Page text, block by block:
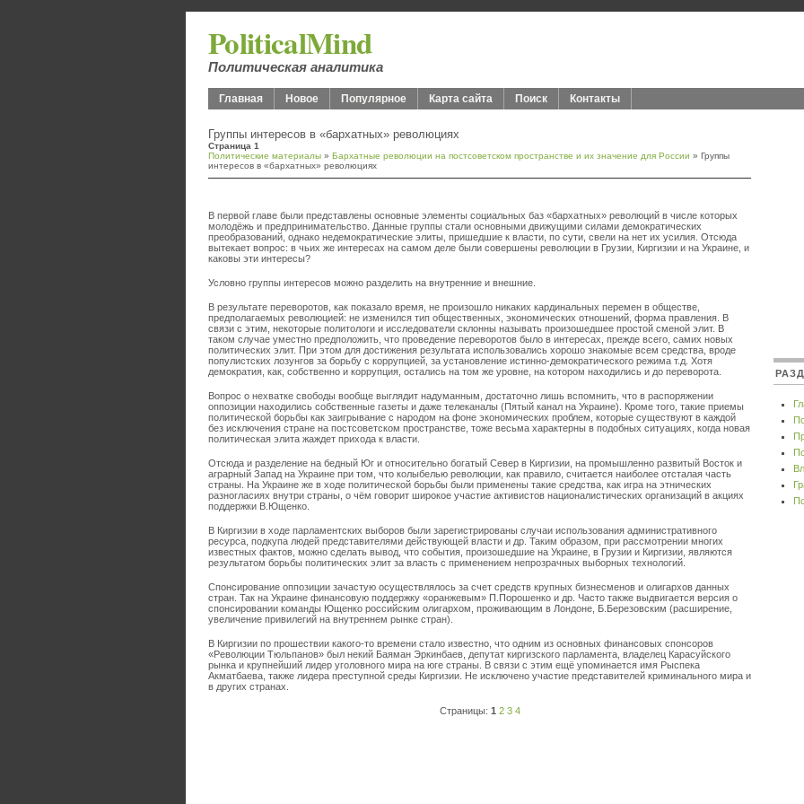
PoliticalMind
Политическая аналитика
Главная Новое Популярное Карта сайта Поиск Контакты
Группы интересов в «бархатных» революциях
Страница 1
Политические материалы » Бархатные революции на постсоветском пространстве и их значение для России » Группы
интересов в «бархатных» революциях
В первой главе были представлены основные элементы социальных баз «бархатных» революций в числе которых
молодёжь и предпринимательство. Данные группы стали основными движущими силами демократических
преобразований, однако недемократические элиты, пришедшие к власти, по сути, свели на нет их усилия. Отсюда
вытекает вопрос: в чьих же интересах на самом деле были совершены революции в Грузии, Киргизии и на Украине, и
каковы эти интересы?
Условно группы интересов можно разделить на внутренние и внешние.
В результате переворотов, как показало время, не произошло никаких кардинальных перемен в обществе,
предполагаемых революцией: не изменился тип общественных, экономических отношений, форма правления. В
связи с этим, некоторые политологи и исследователи склонны называть произошедшее простой сменой элит. В
таком случае уместно предположить, что проведение переворотов было в интересах, прежде всего, самих новых
политических элит. При этом для достижения результата использовались хорошо знакомые всем средства, вроде
популистских лозунгов за борьбу с коррупцией, за установление истинно-демократического режима т.д. Хотя
демократия, как, собственно и коррупция, остались на том же уровне, на котором находились и до переворота.
Вопрос о нехватке свободы вообще выглядит надуманным, достаточно лишь вспомнить, что в распоряжении
оппозиции находились собственные газеты и даже телеканалы (Пятый канал на Украине). Кроме того, такие приемы
политической борьбы как заигрывание с народом на фоне экономических проблем, которые существуют в каждой
без исключения стране на постсоветском пространстве, тоже весьма характерны в подобных ситуациях, когда новая
политическая элита жаждет прихода к власти.
Отсюда и разделение на бедный Юг и относительно богатый Север в Киргизии, на промышленно развитый Восток и
аграрный Запад на Украине при том, что колыбелью революции, как правило, считается наиболее отсталая часть
страны. На Украине же в ходе политической борьбы были применены такие средства, как игра на этнических
разногласиях внутри страны, о чём говорит широкое участие активистов националистических организаций в акциях
поддержки В.Ющенко.
В Киргизии в ходе парламентских выборов были зарегистрированы случаи использования административного
ресурса, подкупа людей представителями действующей власти и др. Таким образом, при рассмотрении многих
известных фактов, можно сделать вывод, что события, произошедшие на Украине, в Грузии и Киргизии, являются
результатом борьбы политических элит за власть с применением непрозрачных выборных технологий.
Спонсирование оппозиции зачастую осуществлялось за счет средств крупных бизнесменов и олигархов данных
стран. Так на Украине финансовую поддержку «оранжевым» П.Порошенко и др. Часто также выдвигается версия о
спонсировании команды Ющенко российским олигархом, проживающим в Лондоне, Б.Березовским (расширение,
увеличение привилегий на внутреннем рынке стран).
В Киргизии по прошествии какого-то времени стало известно, что одним из основных финансовых спонсоров
«Революции Тюльпанов» был некий Баяман Эркинбаев, депутат киргизского парламента, владелец Карасуйского
рынка и крупнейший лидер уголовного мира на юге страны. В связи с этим ещё упоминается имя Рыспека
Акматбаева, также лидера преступной среды Киргизии. Не исключено участие представителей криминального мира и
в других странах.
Страницы: 1 2 3 4